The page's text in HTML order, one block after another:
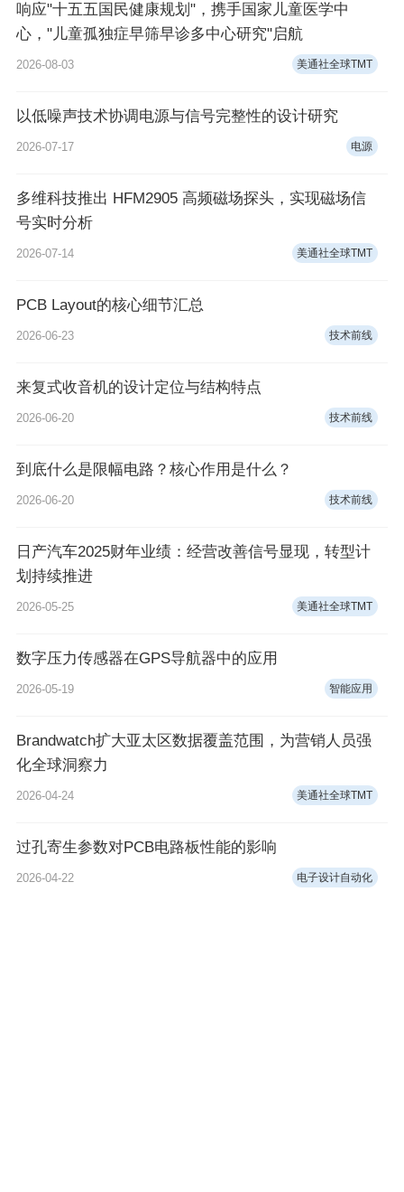
响应"十五五国民健康规划"，携手国家儿童医学中
心，"儿童孤独症早筛早诊多中心研究"启航
2026-08-03 美通社全球TMT
以低噪声技术协调电源与信号完整性的设计研究
2026-07-17 电源
多维科技推出 HFM2905 高频磁场探头，实现磁场信
号实时分析
2026-07-14 美通社全球TMT
PCB Layout的核心细节汇总
2026-06-23 技术前线
来复式收音机的设计定位与结构特点
2026-06-20 技术前线
到底什么是限幅电路？核心作用是什么？
2026-06-20 技术前线
日产汽车2025财年业绩：经营改善信号显现，转型计
划持续推进
2026-05-25 美通社全球TMT
数字压力传感器在GPS导航器中的应用
2026-05-19 智能应用
Brandwatch扩大亚太区数据覆盖范围，为营销人员强
化全球洞察力
2026-04-24 美通社全球TMT
过孔寄生参数对PCB电路板性能的影响
2026-04-22 电子设计自动化